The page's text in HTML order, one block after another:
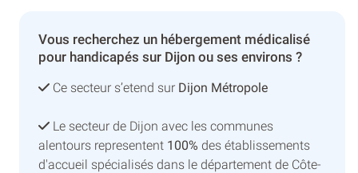
Vous recherchez un hébergement médicalisé
pour handicapés sur Dijon ou ses environs ?
Ce secteur s’etend sur Dijon Métropole
Le secteur de Dijon avec les communes
alentours representent 100% des établissements
d'accueil spécialisés dans le département de Côte-